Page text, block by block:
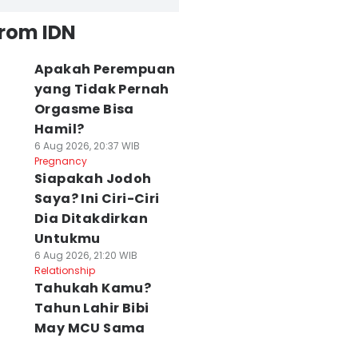
IDN
Apakah Perempuan
yang Tidak Pernah
Orgasme Bisa
Hamil?
6 Aug 2026, 20:37 WIB
Pregnancy
Siapakah Jodoh
Saya? Ini Ciri-Ciri
Dia Ditakdirkan
Untukmu
6 Aug 2026, 21:20 WIB
Relationship
Tahukah Kamu?
Tahun Lahir Bibi
May MCU Sama